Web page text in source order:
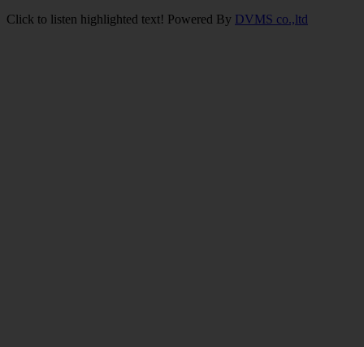
Click to listen highlighted text! Powered By DVMS co.,ltd